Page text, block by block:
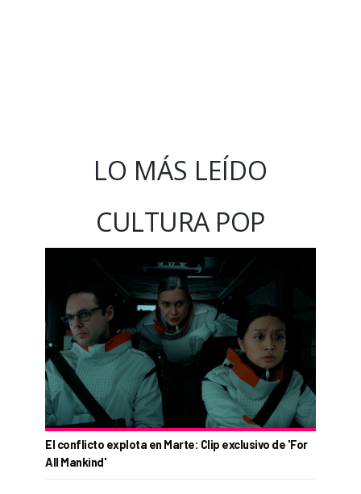
LO MÁS LEÍDO
CULTURA POP
El conflicto explota en Marte: Clip exclusivo de 'For
All Mankind'